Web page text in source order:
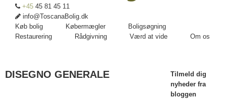
+45 45 81 45 11
info@ToscanaBolig.dk
Køb bolig
Købermægler
Boligsøgning
Restaurering
Rådgivning Værd at vide Om os
DISEGNO GENERALE
Tilmeld dig
nyheder fra
bloggen